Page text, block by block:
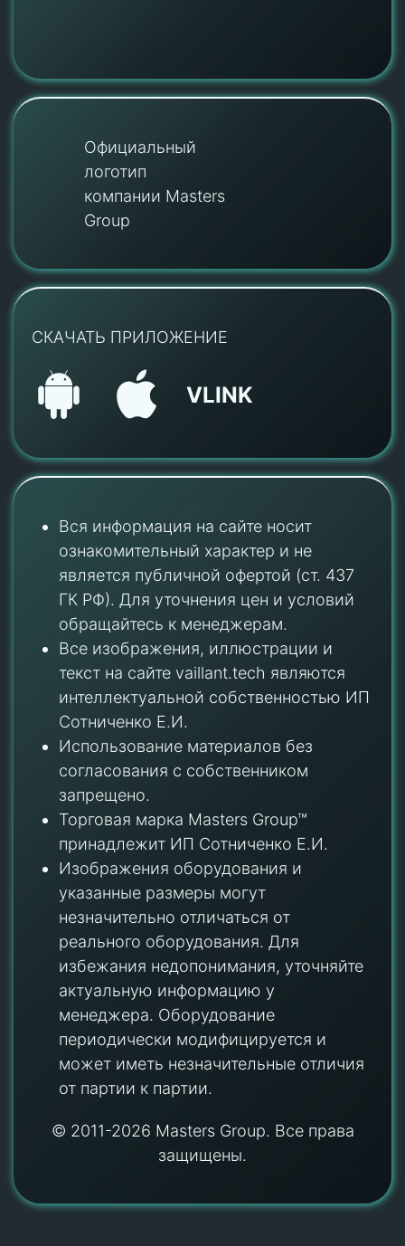
Официальный
логотип
компании Masters
Group
СКАЧАТЬ ПРИЛОЖЕНИЕ
VLINK
Вся информация на сайте носит
ознакомительный характер и не
является публичной офертой (ст. 437
ГК РФ). Для уточнения цен и условий
обращайтесь к менеджерам.
Все изображения, иллюстрации и
текст на сайте vaillant.tech являются
интеллектуальной собственностью ИП
Сотниченко Е.И.
Использование материалов без
согласования с собственником
запрещено.
Торговая марка Masters Group™
принадлежит ИП Сотниченко Е.И.
Изображения оборудования и
указанные размеры могут
незначительно отличаться от
реального оборудования. Для
избежания недопонимания, уточняйте
актуальную информацию у
менеджера. Оборудование
периодически модифицируется и
может иметь незначительные отличия
от партии к партии.
© 2011-2026 Masters Group. Все права
защищены.